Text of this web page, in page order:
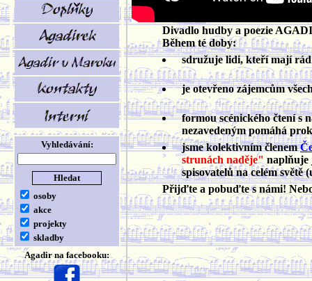
Vyhledávání:
osoby
akce
projekty
skladby
Agadir na facebooku:
Divadlo hudby a poezie
Během té doby:
sdružuje lidi, kteří mají
je otevřeno zájemcům
formou scénického čtení s
nezavedeným pomáhá
jsme kolektivním členem
strunách naděje" naplňuje
spisovatelů na celém světě
Přijďte a pobuďte s námi!